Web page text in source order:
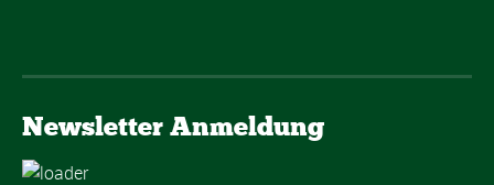
Newsletter Anmeldung